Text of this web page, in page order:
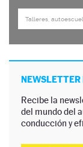
NEWSLETTER
Recibe la
del mundo del
conducción y